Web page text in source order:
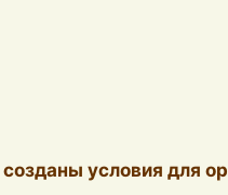
условия для